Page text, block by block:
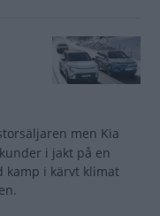
men Kia
i jakt på en
kamp i kärvt klimat